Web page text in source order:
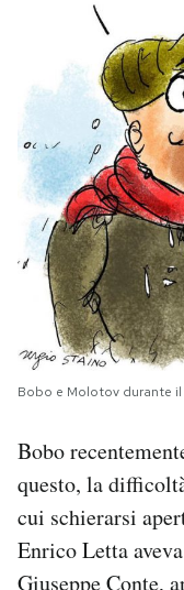
Bobo e Molotov durante
Bobo
questo, la
cui schierarsi
Enrico Letta
Giuseppe Conte,